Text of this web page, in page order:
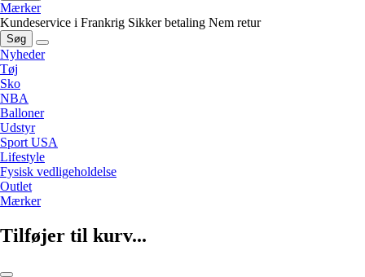
Mærker
Kundeservice i Frankrig Sikker betaling Nem retur
Søg
Nyheder
Tøj
Sko
NBA
Balloner
Udstyr
Sport USA
Lifestyle
Fysisk vedligeholdelse
Outlet
Mærker
Tilføjer til kurv...